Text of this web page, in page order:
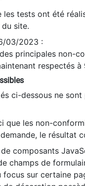
les tests ont été
site.
03/2023 :
principales non-
respectés
ci-dessous ne
que les non-
demande, le résultat
de composants
champs de
focus sur certaine